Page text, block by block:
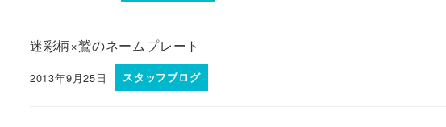
迷彩柄×鷲のネームプレート
2013年9月25日 スタッフブログ